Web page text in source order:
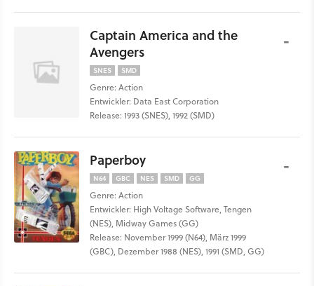
Captain America and the
Avengers
SNES SMD
Genre: Action
Entwickler: Data East Corporation
Release: 1993 (SNES), 1992 (SMD)
-
Paperboy
N64 GBC NES SMD GG
Genre: Action
Entwickler: High Voltage Software, Tengen
(NES), Midway Games (GG)
Release: November 1999 (N64), März 1999
(GBC), Dezember 1988 (NES), 1991 (SMD, GG)
-